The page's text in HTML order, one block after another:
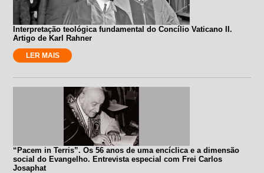
Interpretação teológica fundamental do Concílio Vaticano II.
Artigo de Karl Rahner
LER MAIS
“Pacem in Terris”. Os 56 anos de uma encíclica e a dimensão
social do Evangelho. Entrevista especial com Frei Carlos
Josaphat